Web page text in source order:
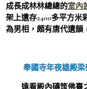
成長成林林總總的室內
架上遺存2400多平方米
為男相，頗有唐代遺韻
奉國寺年夜雄殿梁
遠看殿內磚筑佛臺